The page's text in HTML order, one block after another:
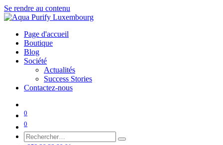
Se rendre au contenu
Page d'accueil
Boutique
Blog
Société
Actualités
Success Stories
Contactez-nous
0
0